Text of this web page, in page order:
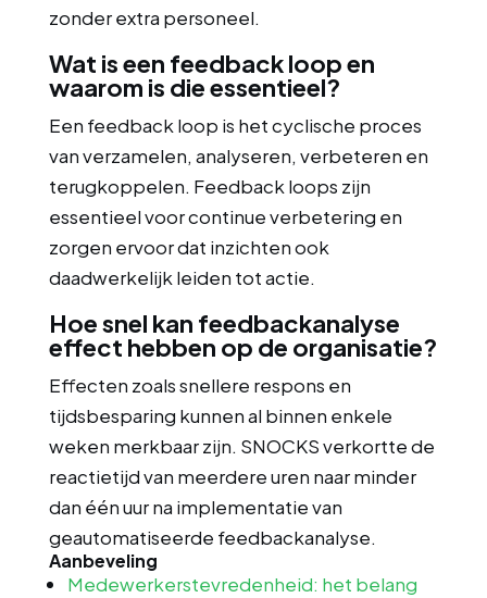
zonder extra personeel.
Wat is een feedback loop en
waarom is die essentieel?
Een feedback loop is het cyclische proces
van verzamelen, analyseren, verbeteren en
terugkoppelen. Feedback loops zijn
essentieel voor continue verbetering en
zorgen ervoor dat inzichten ook
daadwerkelijk leiden tot actie.
Hoe snel kan feedbackanalyse
effect hebben op de organisatie?
Effecten zoals snellere respons en
tijdsbesparing kunnen al binnen enkele
weken merkbaar zijn. SNOCKS verkortte de
reactietijd van meerdere uren naar minder
dan één uur na implementatie van
geautomatiseerde feedbackanalyse.
Aanbeveling
Medewerkerstevredenheid: het belang